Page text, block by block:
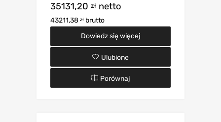
35131,20 zł netto
43211,38 zł brutto
Dowiedz się więcej
Ulubione
Porównaj